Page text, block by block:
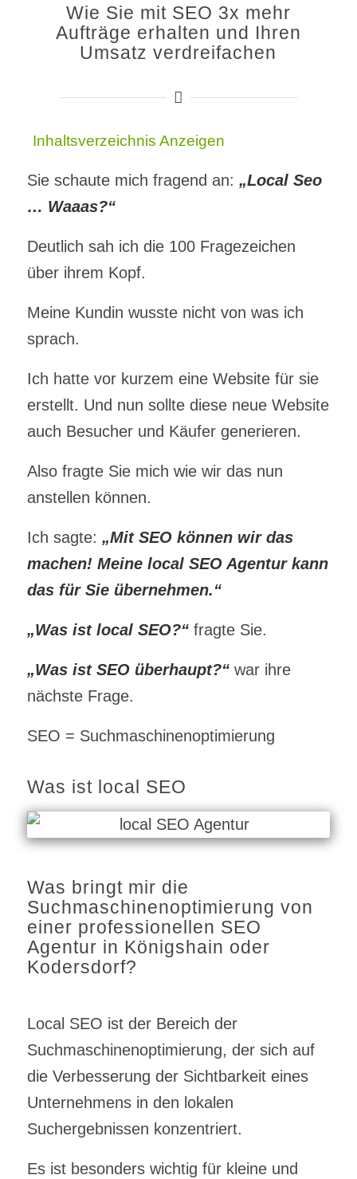
Wie Sie mit SEO 3x mehr
Aufträge erhalten und Ihren
Umsatz verdreifachen
Inhaltsverzeichnis Anzeigen
Sie schaute mich fragend an: „Local Seo
… Waaas?“
Deutlich sah ich die 100 Fragezeichen
über ihrem Kopf.
Meine Kundin wusste nicht von was ich
sprach.
Ich hatte vor kurzem eine Website für sie
erstellt. Und nun sollte diese neue Website
auch Besucher und Käufer generieren.
Also fragte Sie mich wie wir das nun
anstellen können.
Ich sagte: „Mit SEO können wir das
machen! Meine local SEO Agentur kann
das für Sie übernehmen.“
„Was ist local SEO?“fragte Sie.
„Was ist SEO überhaupt?“war ihre
nächste Frage.
SEO = Suchmaschinenoptimierung
Was ist local SEO
Was bringt mir die
Suchmaschinenoptimierung von
einer professionellen SEO
Agentur in Königshain oder
Kodersdorf?
Local SEO ist der Bereich der
Suchmaschinenoptimierung, der sich auf
die Verbesserung der Sichtbarkeit eines
Unternehmens in den lokalen
Suchergebnissen konzentriert.
Es ist besonders wichtig für kleine und